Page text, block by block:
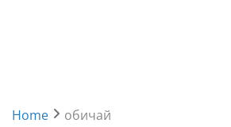
Home обичай